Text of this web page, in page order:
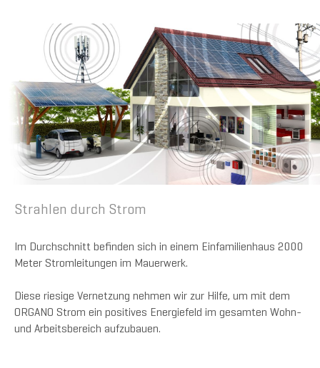
Strahlen durch Strom
Im Durchschnitt befinden sich in einem Einfamilienhaus 2000
Meter Stromleitungen im Mauerwerk.
Diese riesige Vernetzung nehmen wir zur Hilfe, um mit dem
ORGANO Strom ein positives Energiefeld im gesamten Wohn-
und Arbeitsbereich aufzubauen.